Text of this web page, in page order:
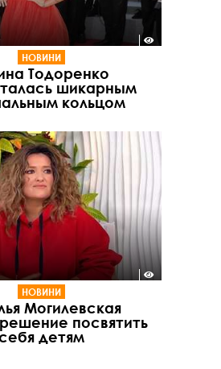
НОВИНИ
Тодоренко
шикарным
кольцом
НОВИНИ
Могилевская
посвятить
детям